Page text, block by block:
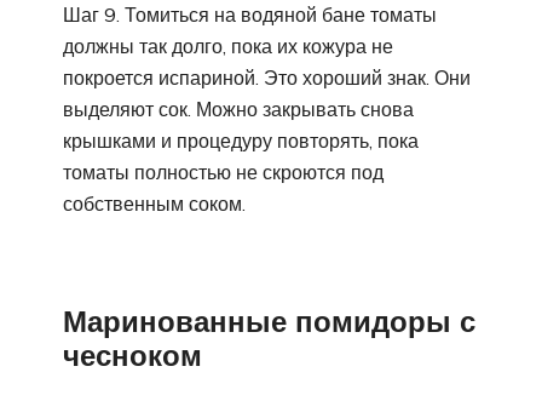
Шаг 9. Томиться на водяной бане томаты
должны так долго, пока их кожура не
покроется испариной. Это хороший знак. Они
выделяют сок. Можно закрывать снова
крышками и процедуру повторять, пока
томаты полностью не скроются под
собственным соком.
Маринованные помидоры с
чесноком